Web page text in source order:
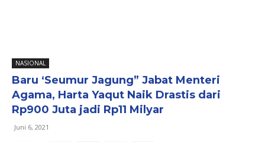
NASIONAL
Baru ‘Seumur Jagung” Jabat Menteri
Agama, Harta Yaqut Naik Drastis dari
Rp900 Juta jadi Rp11 Milyar
Juni 6, 2021